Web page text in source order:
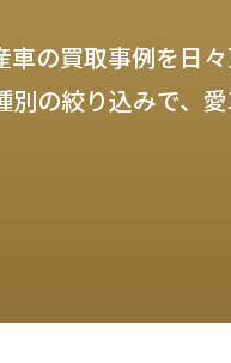
の買取事例を日
の絞り込みで、